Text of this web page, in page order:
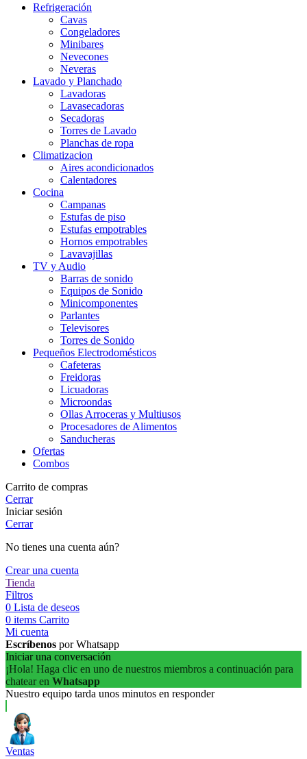
Refrigeración
Cavas
Congeladores
Minibares
Nevecones
Neveras
Lavado y Planchado
Lavadoras
Lavasecadoras
Secadoras
Torres de Lavado
Planchas de ropa
Climatizacion
Aires acondicionados
Calentadores
Cocina
Campanas
Estufas de piso
Estufas empotrables
Hornos empotrables
Lavavajillas
TV y Audio
Barras de sonido
Equipos de Sonido
Minicomponentes
Parlantes
Televisores
Torres de Sonido
Pequeños Electrodomésticos
Cafeteras
Freidoras
Licuadoras
Microondas
Ollas Arroceras y Multiusos
Procesadores de Alimentos
Sanducheras
Ofertas
Combos
Carrito de compras
Cerrar
Iniciar sesión
Cerrar
No tienes una cuenta aún?
Crear una cuenta
Tienda
Filtros
0 Lista de deseos
0 items Carrito
Mi cuenta
Escríbenos por Whatsapp
Iniciar una conversación
¡Hola! Haga clic en uno de nuestros miembros a continuación para
chatear en Whatsapp
Nuestro equipo tarda unos minutos en responder
Ventas